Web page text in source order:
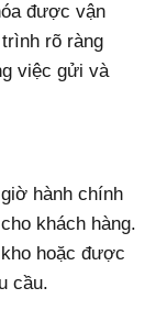
được vận
rõ ràng
việc gửi và
hành chính
khách hàng.
hoặc được
cầu.